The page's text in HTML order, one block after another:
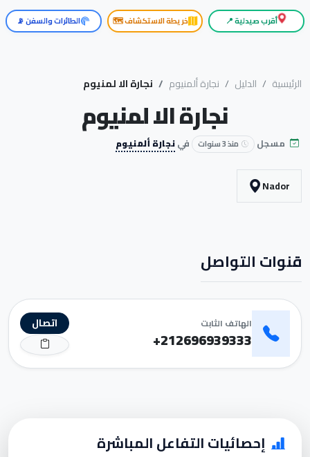
أقرب صيدلية 📍 خريطة الاستكشاف 🗺️ الطائرات والسفن 📡
الرئيسية الدليل نجارة ألمنيوم نجارة الا لمنيوم
نجارة الا لمنيوم
مسجل منذ 3 سنوات فينجارة ألمنيوم
Nador
قنوات التواصل
الهاتف الثابت
212696939333+
اتصال
إحصائيات التفاعل المباشرة